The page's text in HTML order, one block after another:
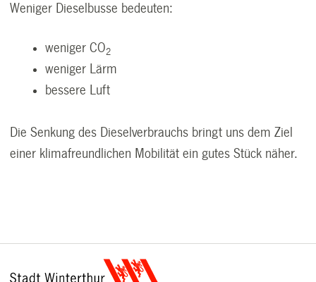
Weniger Dieselbusse bedeuten:
weniger CO2
weniger Lärm
bessere Luft
Die Senkung des Dieselverbrauchs bringt uns dem Ziel
einer klimafreundlichen Mobilität ein gutes Stück näher.